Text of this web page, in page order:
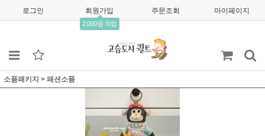
로그인 회원가입
2,000원 적립
주문조회 마이페이지
소품패키지 > 패션소품